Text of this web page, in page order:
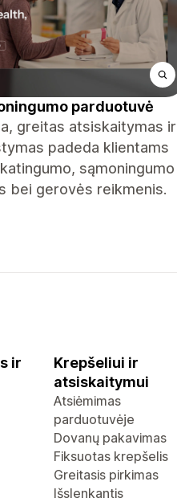
parduotuvė
greitas atsiskaitymas ir
padeda klientams
sąmoningumo
bei gerovės reikmenis.
ir
Krepšeliui ir
atsiskaitymui
Atsiėmimas
parduotuvėje
Dovanų pakavimas
Fiksuotas krepšelis
Greitasis pirkimas
Išslenkantis